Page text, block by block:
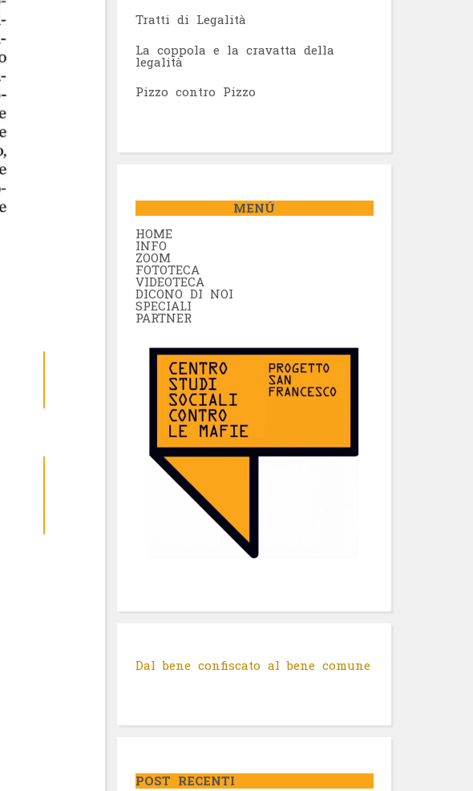
Tratti di Legalità
La coppola e la cravatta della
legalità
Pizzo contro Pizzo
MENÚ
HOME
INFO
ZOOM
FOTOTECA
VIDEOTECA
DICONO DI NOI
SPECIALI
PARTNER
Dal bene confiscato al bene comune
POST RECENTI